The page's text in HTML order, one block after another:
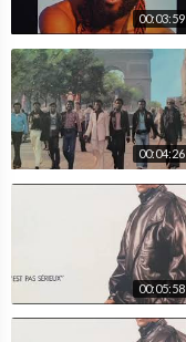
00:03:59
00:04:26
00:05:58